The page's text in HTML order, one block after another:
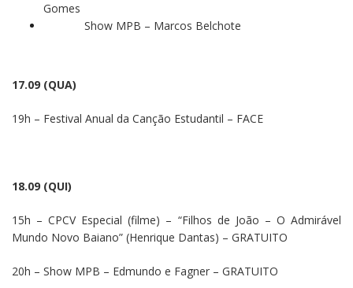
Gomes
Show MPB – Marcos Belchote
17.09 (QUA)
19h – Festival Anual da Canção Estudantil – FACE
18.09 (QUI)
15h – CPCV Especial (filme) – “Filhos de João – O Admirável
Mundo Novo Baiano” (Henrique Dantas) – GRATUITO
20h – Show MPB – Edmundo e Fagner – GRATUITO